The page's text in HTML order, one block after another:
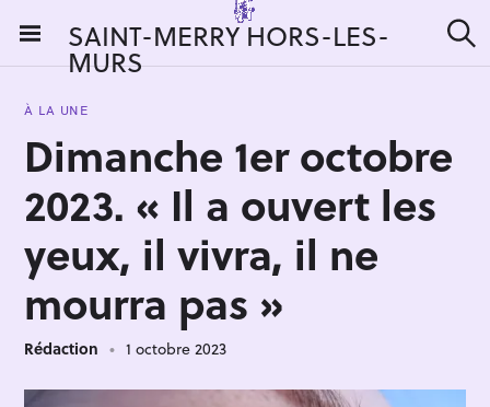
i
SAINT-MERRY HORS-LES-
MURS e
À LA UNE
Dimanche 1er octobre
2023. « Il a ouvert les
yeux, il vivra, il ne
mourra pas »
Rédaction 1 octobre 2023